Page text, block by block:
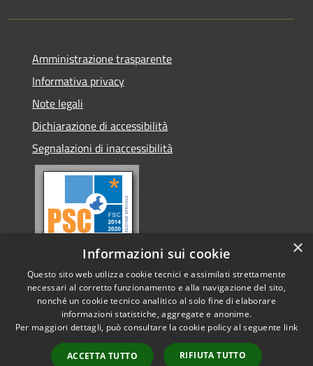
Amministrazione trasparente
Informativa privacy
Note legali
Dichiarazione di accessibilità
Segnalazioni di inaccessibilità
Accessibilità
Copyright © 2026 • Comune di
Conselve • Powered by
Municipium•
Accesso
×
Informazioni sui cookie
Questo sito web utilizza cookie tecnici e assimilati strettamente
necessari al corretto funzionamento e alla navigazione del sito,
nonché un cookie tecnico analitico al solo fine di elaborare
informazioni statistiche, aggregate e anonime.
Per maggiori dettagli, può consultare la cookie policy al seguente link
ACCETTA TUTTO RIFIUTA TUTTO